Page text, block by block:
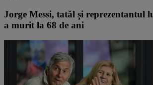
Jorge Messi, tatăl și reprezentantul
a murit la 68 de ani